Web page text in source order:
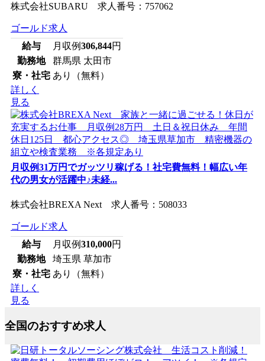
株式会社SUBARU 求人番号：757062
ゴールド求人
給与
月収例306,844円
勤務地
群馬県 太田市
寮・社宅 あり（無料）
詳しく
見る
月収例31万円でガッツリ稼げる！社宅費無料！幅広い年
代の男女が活躍中♪未経...
株式会社BREXA Next 求人番号：508033
ゴールド求人
給与
月収例310,000円
勤務地
埼玉県 草加市
寮・社宅 あり（無料）
詳しく
見る
全国のおすすめ求人